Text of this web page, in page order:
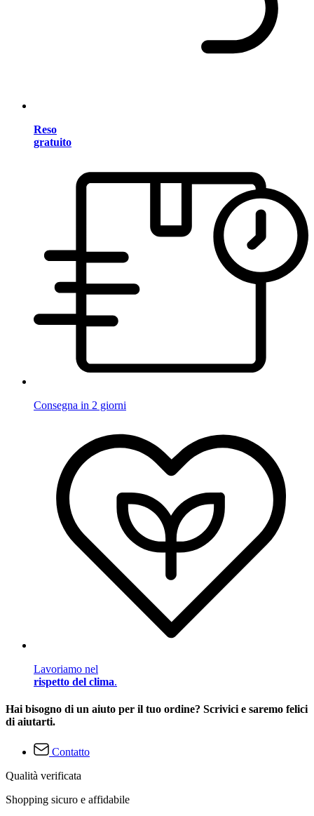
Reso
gratuito
Consegna in 2 giorni
Lavoriamo nel
rispetto del clima.
Hai bisogno di un aiuto per il tuo ordine? Scrivici e saremo felici
di aiutarti.
Contatto
Qualità verificata
Shopping sicuro e affidabile